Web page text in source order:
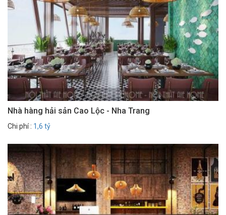
Nhà hàng hải sản Cao Lộc - Nha Trang
Chi phí : 1,6 tỷ